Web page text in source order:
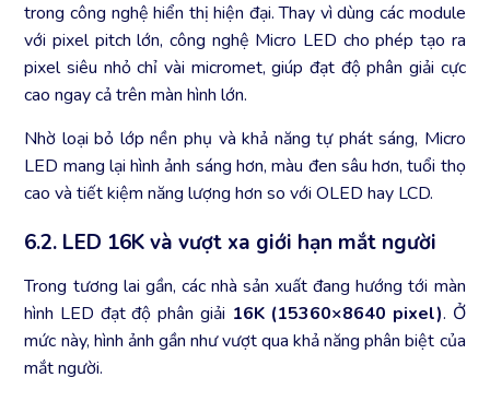
trong công nghệ hiển thị hiện đại. Thay vì dùng các module
với pixel pitch lớn, công nghệ Micro LED cho phép tạo ra
pixel siêu nhỏ chỉ vài micromet, giúp đạt độ phân giải cực
cao ngay cả trên màn hình lớn.
Nhờ loại bỏ lớp nền phụ và khả năng tự phát sáng, Micro
LED mang lại hình ảnh sáng hơn, màu đen sâu hơn, tuổi thọ
cao và tiết kiệm năng lượng hơn so với OLED hay LCD.
6.2. LED 16K và vượt xa giới hạn mắt người
Trong tương lai gần, các nhà sản xuất đang hướng tới màn
hình LED đạt độ phân giải 16K (15360×8640 pixel). Ở
mức này, hình ảnh gần như vượt qua khả năng phân biệt của
mắt người.